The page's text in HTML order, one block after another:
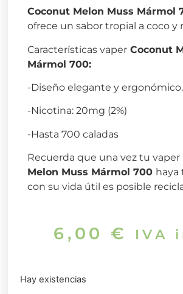
Coconut Melon Muss Mármol
ofrece un sabor tropial a coco y
Características vaperCoconut
Mármol 700:
-Diseño elegante y ergonómico.
-Nicotina: 20mg (2%)
-Hasta 700 caladas
Recuerda que una vez tu vaper
Melon Muss Mármol 700 haya
con su vida útil es posible
6,00€ IVA
Hay existencias